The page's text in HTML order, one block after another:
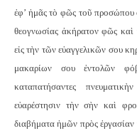
ἐφ’ ἡμᾶς τὸ φῶς τοῦ προσώπου
θεογνωσίας ἀκήρατον φῶς καὶ
εἰς τὴν τῶν εὐαγγελικῶν σου
μακαρίων σου ἐντολῶν
καταπατήσαντες
εὐαρέστησιν τὴν σὴν καὶ
διαβήματα ἡμῶν πρὸς